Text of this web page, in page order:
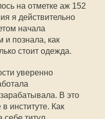
на отметке аж 152
я действительно
начала
и познала, как
стоит одежда.
уверенно
В это
институте. Как